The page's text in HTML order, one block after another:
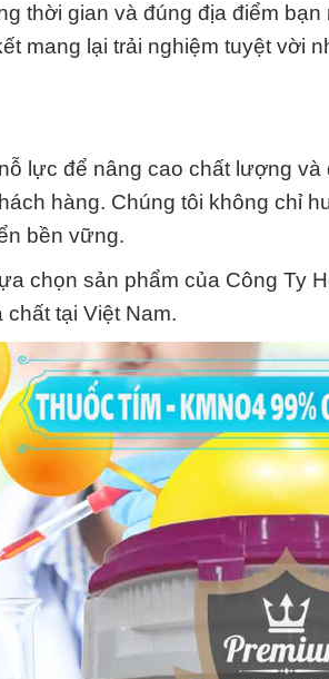
thời gian và đúng địa điểm bạn
mang lại trải nghiệm tuyệt vời
lực để nâng cao chất lượng và
hàng. Chúng tôi không chỉ
bền vững.
chọn sản phẩm của Công Ty
tại Việt Nam.